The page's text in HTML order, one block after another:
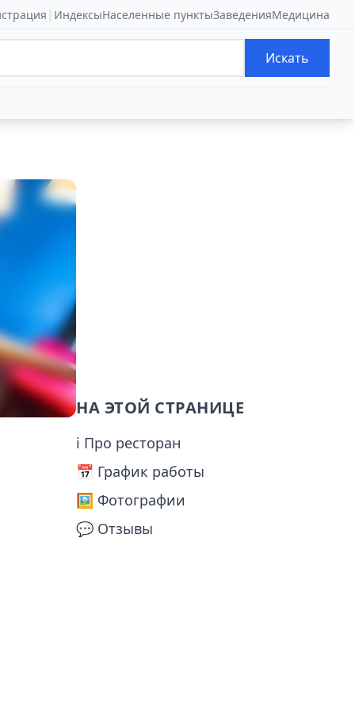
| ИндексыНаселенные пунктыЗаведенияМедицина
Искать
НА ЭТОЙ СТРАНИЦЕ
ℹ Про ресторан
📅️ График работы
🖼️ Фотографии
💬 Отзывы